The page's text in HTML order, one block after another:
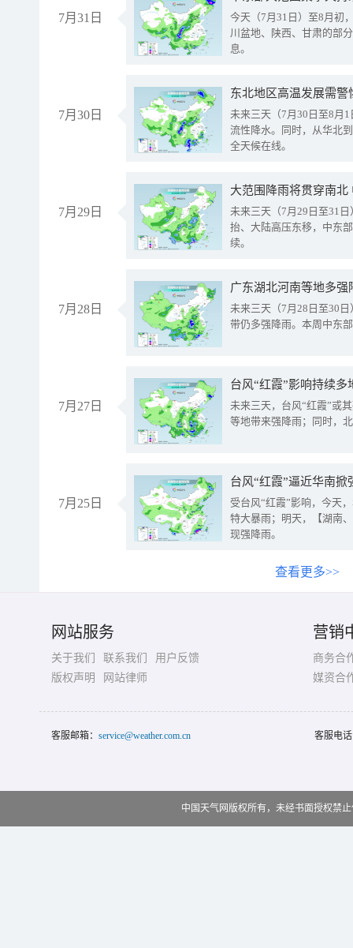
7月31日
今天（7月31日）至8月初
川盆地、陕西、甘肃的部
息。
7月30日
东北地区高温发展需
未来三天（7月30日至8月
流性降水。同时，从华北
全天候在线。
7月29日
大范围降雨将贯穿南
未来三天（7月29日至31
抬、大陆高压东移，中东
续。
7月28日
广东湖北河南等地多
未来三天（7月28日至30
带仍多强降雨。本周中东
7月27日
台风“红霞”影响持续
未来三天，台风“红霞”或
等地带来强降雨；同时，
7月25日
台风“红霞”逼近华南
受台风“红霞”影响，今天
特大暴雨；明天，【湖南
现强降雨。
查看更多>>
网站服务
关于我们 联系我们
用户反馈
版权声明
网站律师
营销
商务合
媒资合
客服邮箱： service@weather.com.cn 客服电
中国天气网版权所有，未经书面授权